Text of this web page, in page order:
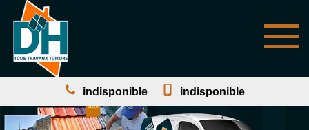
indisponible indisponible